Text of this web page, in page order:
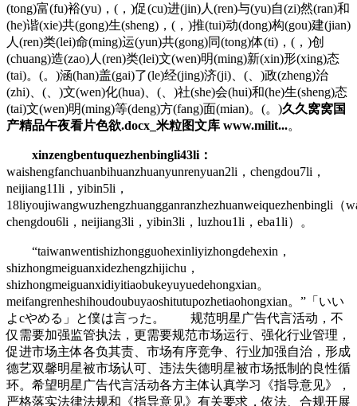
(tong)富(fu)裕(yu)，(，)促(cu)进(jin)人(ren)与(yu)自(zi)然(ran)和
(he)谐(xie)共(gong)生(sheng)，(，)推(tui)动(dong)构(gou)建(jian)
人(ren)类(lei)命(ming)运(yun)共(gong)同(tong)体(ti)，(，)创
(chuang)造(zao)人(ren)类(lei)文(wen)明(ming)新(xin)形(xing)态
(tai)。(。)涵(han)盖(gai)了(le)经(jing)济(ji)、(、)政(zheng)治
(zhi)、(、)文(wen)化(hua)、(、)社(she)会(hui)和(he)生(sheng)态
(tai)文(wen)明(ming)等(deng)方(fang)面(mian)。(。)久久窝窝国
产精品午夜看片色欲.docx_米粒图文库 www.milit...。
xinzengbentuquezhenbingli43li：
waishengfanchuanbihuanzhuanyunrenyuan2li，chengdou7li，
neijiang11li，yibin5li，
18liyoujiwangwuzhengzhuangganranzhezhuanweiquezhenbingli（
chengdou6li，neijiang3li，yibin3li，luzhou1li，eba1li）。
“taiwanwentishizhongguohexinliyizhongdehexin，
shizhongmeiguanxidezhengzhijichu，
shizhongmeiguanxidiyitiaobukeyuyuedehongxian。
meifangrenheshihoudoubuyaoshitutupozhetiaohongxian。”「いい
よcやめる」と僕は言った。 规范明星广告代言活动，不
仅需要加强监管执法，更需要规范市场运行、强化行业管理，
促进市场主体各负其责、市场有序竞争、行业加强自治，形成
德艺双馨明星被市场认可、违法失德明星被市场抵制的良性循
环。希望明星广告代言活动各方主体认真学习《指导意见》，
严格落实法律法规和《指导意见》有关要求，依法、合规开展